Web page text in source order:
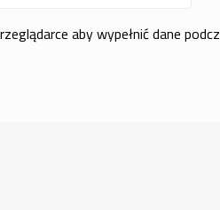
aby wypełnić dane